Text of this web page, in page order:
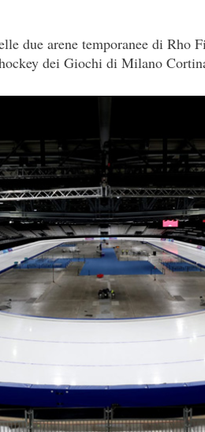
due arene temporanee di Rho
dei Giochi di Milano